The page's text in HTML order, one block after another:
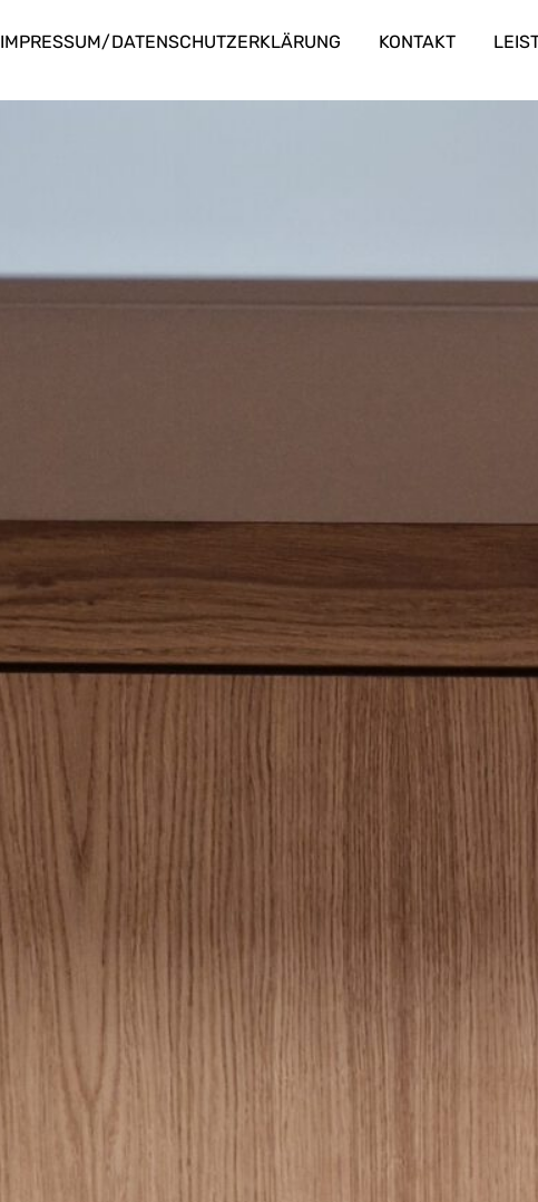
IMPRESSUM/DATENSCHUTZERKLÄRUNG KONTAKT